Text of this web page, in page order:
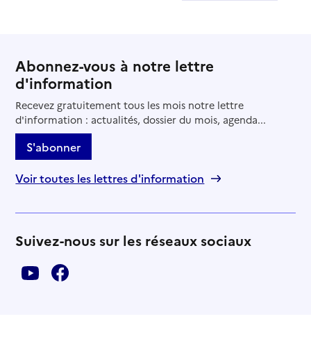
Abonnez-vous à notre lettre
d'information
Recevez gratuitement tous les mois notre lettre
d'information : actualités, dossier du mois, agenda...
S'abonner
Voir toutes les lettres d'information
Suivez-nous sur les réseaux sociaux